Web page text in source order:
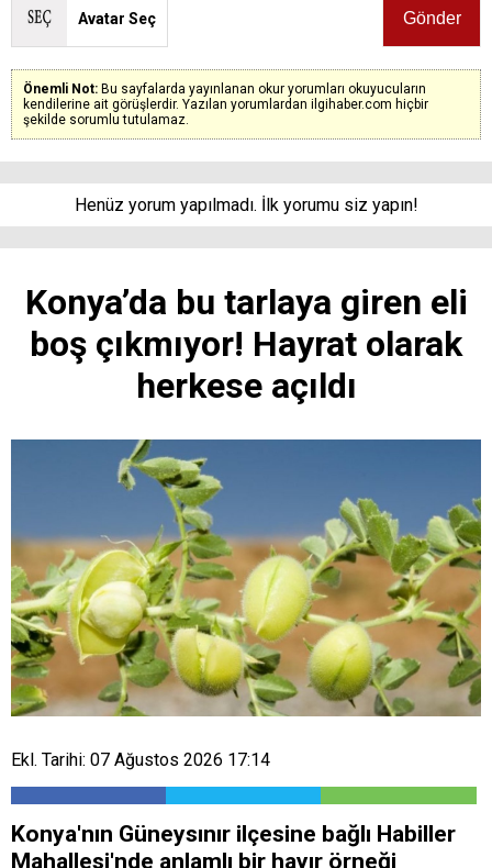
Avatar Seç
Önemli Not: Bu sayfalarda yayınlanan okur yorumları okuyucuların
kendilerine ait görüşlerdir. Yazılan yorumlardan ilgihaber.com hiçbir
şekilde sorumlu tutulamaz.
Henüz yorum yapılmadı. İlk yorumu siz yapın!
Konya’da bu tarlaya giren eli
boş çıkmıyor! Hayrat olarak
herkese açıldı
Ekl. Tarihi: 07 Ağustos 2026 17:14
Konya'nın Güneysınır ilçesine bağlı Habiller
Mahallesi'nde anlamlı bir hayır örneği